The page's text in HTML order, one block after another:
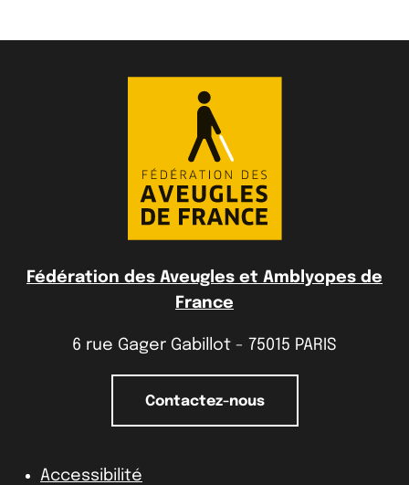
Fédération des Aveugles et Amblyopes de
France
6 rue Gager Gabillot - 75015 PARIS
Contactez-nous
Accessibilité